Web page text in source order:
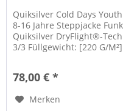
Quiksilver Cold Days
8-16 Jahre Steppjacke
Quiksilver DryFlight®-
3/3 Füllgewicht: [220 G/
78,00 € *
Merken